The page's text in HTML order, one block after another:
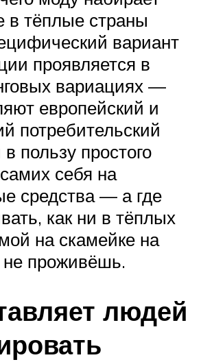
в тёплые страны
вариант
проявляется в
вариациях —
европейский и
потребительский
пользу простого
себя на
средства — а где
как ни в тёплых
на скамейке на
не проживёшь.
людей